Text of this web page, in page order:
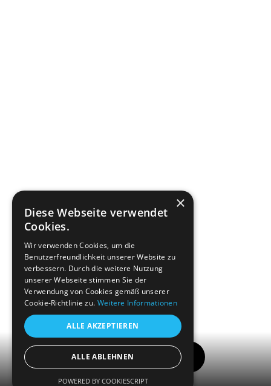
Menü
×
Diese Webseite verwendet
Cookies.
Wir verwenden Cookies, um die
Benutzerfreundlichkeit unserer Website zu
verbessern. Durch die weitere Nutzung
unserer Webseite stimmen Sie der
Verwendung von Cookies gemäß unserer
Cookie-Richtlinie zu. Weitere Informationen
ALLE AKZEPTIEREN
ALLE ABLEHNEN
POWERED BY COOKIESCRIPT